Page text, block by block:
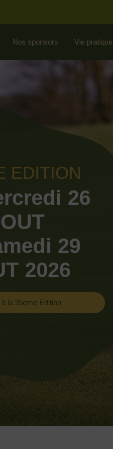
Nos sponsors Vie pratique
EDITION
26
29
2026
la 35ème Edition